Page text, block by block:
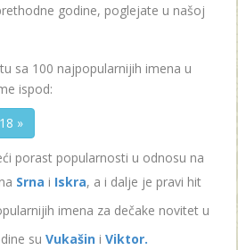
godine, poglejate u našoj
sa 100 najpopularnijih imena u
ispod:
»
porast popularnosti u odnosu na
Srna i Iskra, a i dalje je pravi hit
imena za dečake novitet u
su Vukašin i Viktor.